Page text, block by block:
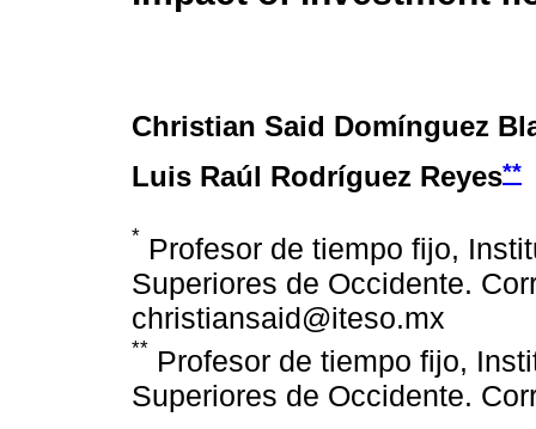
Christian Said Domínguez
Luis Raúl Rodríguez Reyes**
* Profesor de tiempo fijo,
Superiores de Occidente.
christiansaid@iteso.mx
** Profesor de tiempo fijo,
Superiores de Occidente.